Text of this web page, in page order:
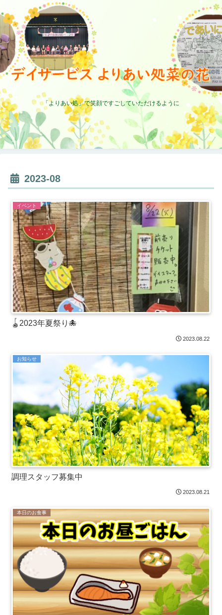
「よりあい処」で笑顔ですごしていただけるように
2023-08
イベント
🪀2023年夏祭り🐙
2023.08.22
お知らせ
調理スタッフ募集中
2023.08.21
本日のお食事